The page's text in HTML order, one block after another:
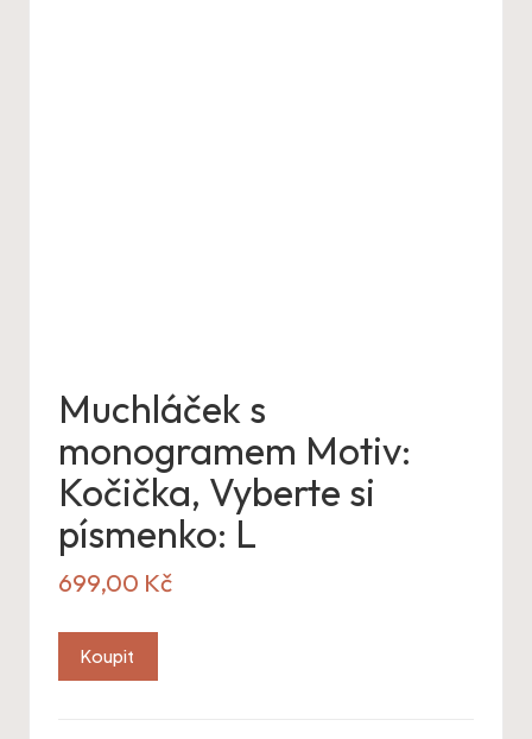
Muchláček s
monogramem Motiv:
Kočička, Vyberte si
písmenko: L
699,00 Kč
Koupit